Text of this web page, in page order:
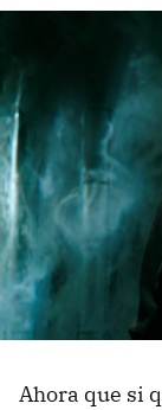
Ahora que si